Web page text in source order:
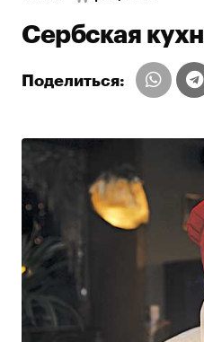
Сербская
Поделиться: